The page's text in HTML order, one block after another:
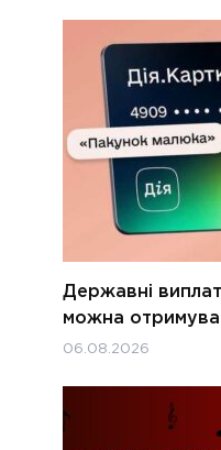
Державні
можна
06.08.2026